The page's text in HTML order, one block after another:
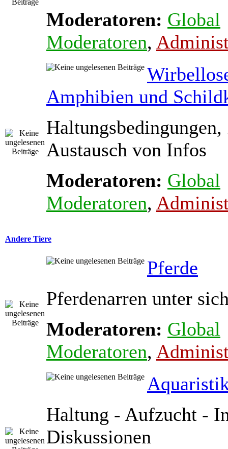
Moderatoren: Global
Moderatoren,
Amphibien und
Austausch von Infos
Moderatoren: Global
Moderatoren,
Andere Tiere
Pferde
Pferdenarren unter
Moderatoren: Global
Moderatoren,
Haltung - Aufzucht -
Diskussionen